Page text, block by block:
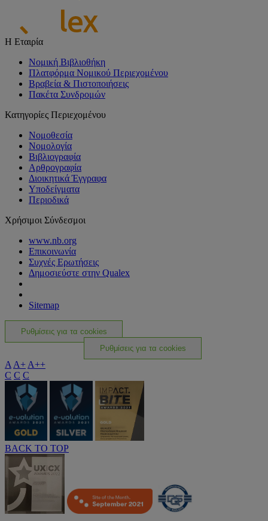
Η Εταιρία
Νομική Βιβλιοθήκη
Πλατφόρμα Νομικού Περιεχομένου
Βραβεία & Πιστοποιήσεις
Πακέτα Συνδρομών
Κατηγορίες Περιεχομένου
Νομοθεσία
Νομολογία
Βιβλιογραφία
Αρθρογραφία
Διοικητικά Έγγραφα
Υποδείγματα
Περιοδικά
Χρήσιμοι Σύνδεσμοι
www.nb.org
Επικοινωνία
Συχνές Ερωτήσεις
Δημοσιεύστε στην Qualex
Sitemap
Ρυθμίσεις για τα cookies
Ρυθμίσεις για τα cookies
A A+ A++
C C C
BACK TO TOP